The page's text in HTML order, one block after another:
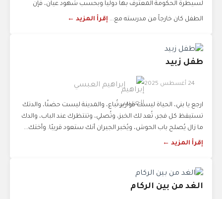
لسيطرة الحكومة المعترف بها دولياً.وبحسب شهود عيان، فإن
الطفل كان خارجاً من مدرسته مع... إقرأ المزيد ←
طفل زبيد
24 أغسطس 2025 إبراهيم العبسي
ارجع يا بني، الحياة ليست قوارير تُباع، والمدينة ليست حضنًا، والدتك
تستيقظ كل فجر، تُعد لك الخبز، وتُصلي، وتنتظرك عند الباب، والدك
ما زال يُصلح باب الحوش، ويُخبر الجيران أنك ستعود قريبًا. وأختك...
إقرأ المزيد ←
الغد من بين الركام